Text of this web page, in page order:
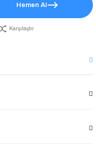
Hemen Al
Karşılaştır